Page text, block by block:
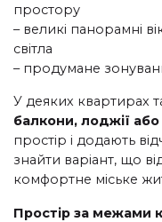
простору
– великі панорамні
світла
– продумане
У деяких квартирах
балкони, лоджії
простір і додають
знайти варіант, що
комфортне міське
Простір за межами